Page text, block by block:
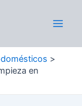
en